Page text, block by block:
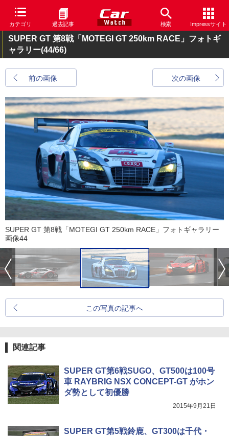
カテゴリ 過去記事 検索 Impressサイト
SUPER GT 第8戦「MOTEGI GT 250km RACE」フォトギ
ャラリー(44/66)
前の画像 次の画像
SUPER GT 第8戦「MOTEGI GT 250km RACE」フォトギャラリー
画像44
この写真の記事へ
関連記事
SUPER GT第6戦SUGO、GT500は100号
車 RAYBRIG NSX CONCEPT-GT がホン
ダ勢として初優勝
2015年9月21日
SUPER GT第5戦鈴鹿、GT300は千代・